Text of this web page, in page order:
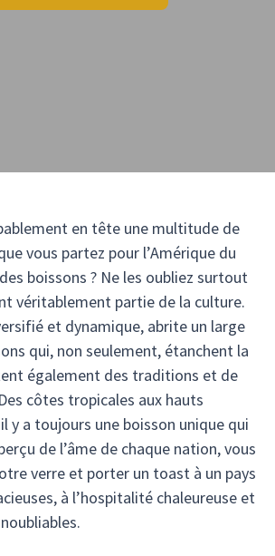
en tête une multitude de
vous partez pour l’Amérique du
boissons ? Ne les oubliez surtout
véritablement partie de la culture.
et dynamique, abrite un large
qui, non seulement, étanchent la
également des traditions et de
côtes tropicales aux hauts
y a toujours une boisson unique qui
de l’âme de chaque nation, vous
verre et porter un toast à un pays
à l’hospitalité chaleureuse et